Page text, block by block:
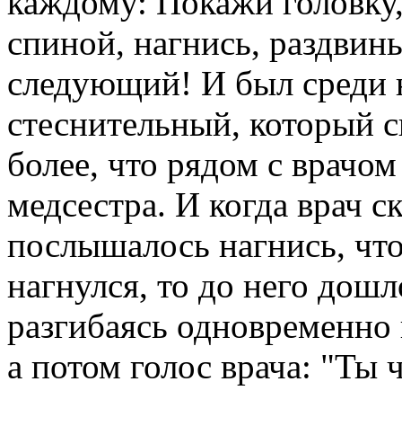
спиной, нагнись,
следующий! И был среди
стеснительный, который
более, что рядом с
медсестра. И когда врач
послышалось нагнись,
нагнулся, то до него
разгибаясь
а потом голос врача: "Ты